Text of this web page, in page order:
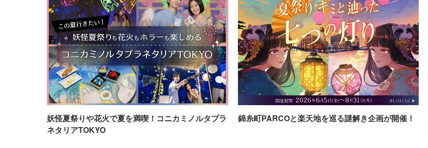
妖怪夏祭りや花火で夏を満喫！コニカミノルタプラ
ネタリアTOKYO
錦糸町PARCOと楽天地を巡る謎解き企画が開催！